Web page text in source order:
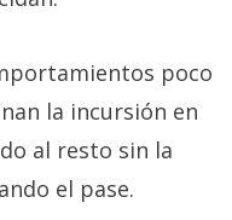
poco
la incursión en
al resto sin la
el pase.